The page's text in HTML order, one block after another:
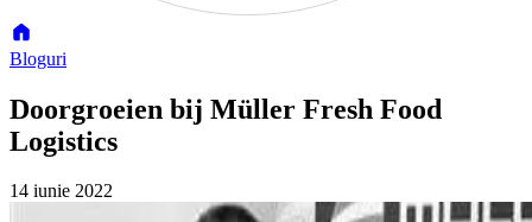
Bloguri
Doorgroeien bij Müller Fresh Food
Logistics
14 iunie 2022